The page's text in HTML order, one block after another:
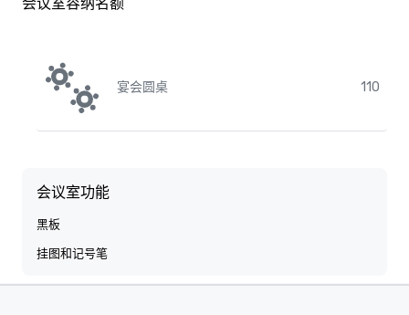
宴会圆桌 110
会议室功能
黑板
挂图和记号笔